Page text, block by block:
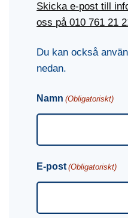
Skicka e-post till
oss på010 761 21
Du kan också
nedan.
Namn (Obligatoriskt)
E-post (Obligatoriskt)